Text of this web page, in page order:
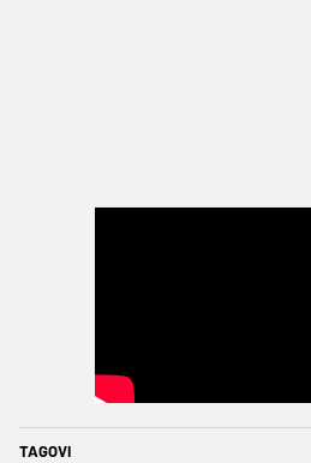
TAGOVI